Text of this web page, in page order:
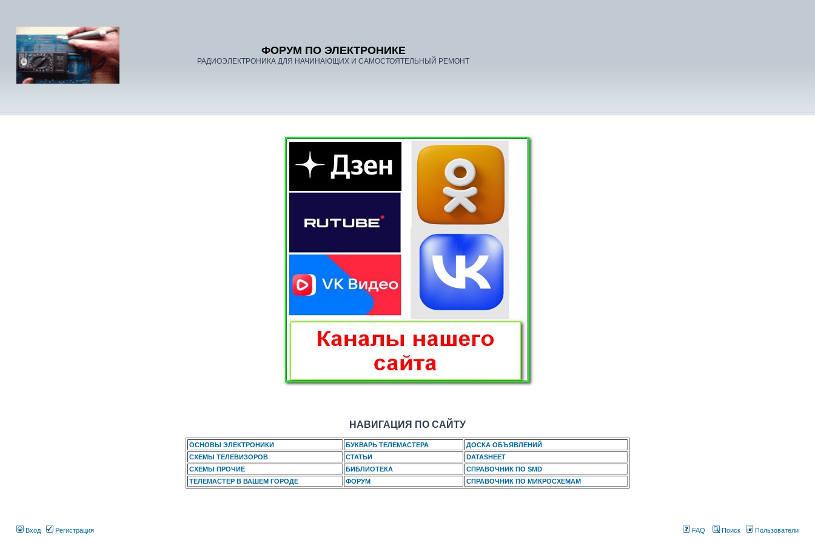
ФОРУМ ПО ЭЛЕКТРОНИКЕ
РАДИОЭЛЕКТРОНИКА ДЛЯ НАЧИНАЮЩИХ И САМОСТОЯТЕЛЬНЫЙ РЕМОНТ
НАВИГАЦИЯ ПО САЙТУ
ОСНОВЫ ЭЛЕКТРОНИКИ БУКВАРЬ ТЕЛЕМАСТЕРА
ДОСКА ОБЪЯВЛЕНИЙ
СХЕМЫ ТЕЛЕВИЗОРОВ
СТАТЬИ
DATASHEET
СХЕМЫ ПРОЧИЕ
БИБЛИОТЕКА
СПРАВОЧНИК ПО SMD
ТЕЛЕМАСТЕР В ВАШЕМ ГОРОДЕ
ФОРУМ СПРАВОЧНИК ПО МИКРОСХЕМАМ
Вход Регистрация FAQ Поиск Пользователи